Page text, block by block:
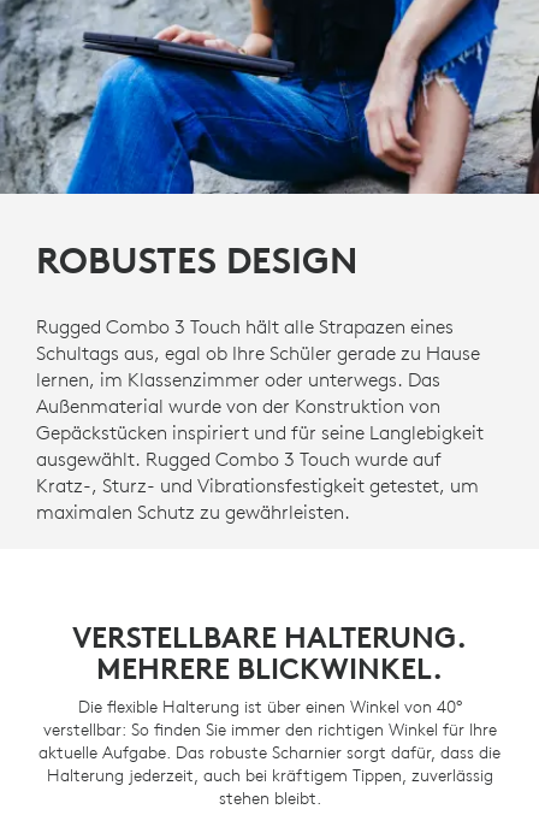
ROBUSTES DESIGN
Rugged Combo 3 Touch hält alle Strapazen eines
Schultags aus, egal ob Ihre Schüler gerade zu Hause
lernen, im Klassenzimmer oder unterwegs. Das
Außenmaterial wurde von der Konstruktion von
Gepäckstücken inspiriert und für seine Langlebigkeit
ausgewählt. Rugged Combo 3 Touch wurde auf
Kratz-, Sturz- und Vibrationsfestigkeit getestet, um
maximalen Schutz zu gewährleisten.
VERSTELLBARE HALTERUNG.
MEHRERE BLICKWINKEL.
Die flexible Halterung ist über einen Winkel von 40°
verstellbar: So finden Sie immer den richtigen Winkel für Ihre
aktuelle Aufgabe. Das robuste Scharnier sorgt dafür, dass die
Halterung jederzeit, auch bei kräftigem Tippen, zuverlässig
stehen bleibt.